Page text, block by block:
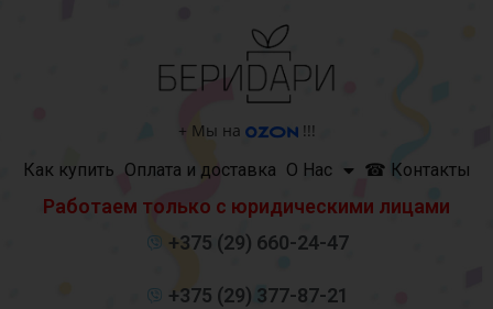
+ Мы на
!!!
Как купить Оплата и доставка О Нас ☎ Контакты
Работаем только с юридическими лицами
+375 (29) 660-24-47
+375 (29) 377-87-21